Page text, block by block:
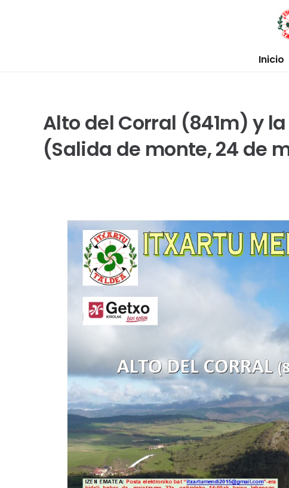
Inicio
Alto del Corral (841m) y
(Salida de monte, 24 de